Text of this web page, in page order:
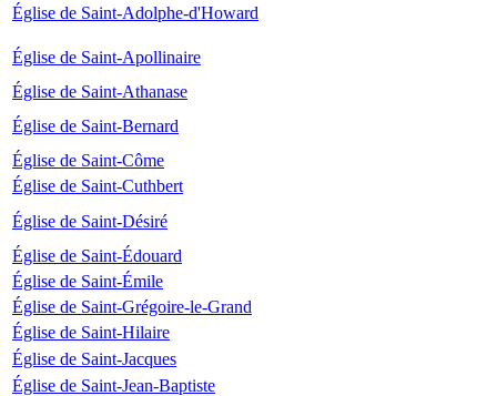
Église de Saint-Adolphe-d'Howard
Église de Saint-Apollinaire
Église de Saint-Athanase
Église de Saint-Bernard
Église de Saint-Côme
Église de Saint-Cuthbert
Église de Saint-Désiré
Église de Saint-Édouard
Église de Saint-Émile
Église de Saint-Grégoire-le-Grand
Église de Saint-Hilaire
Église de Saint-Jacques
Église de Saint-Jean-Baptiste